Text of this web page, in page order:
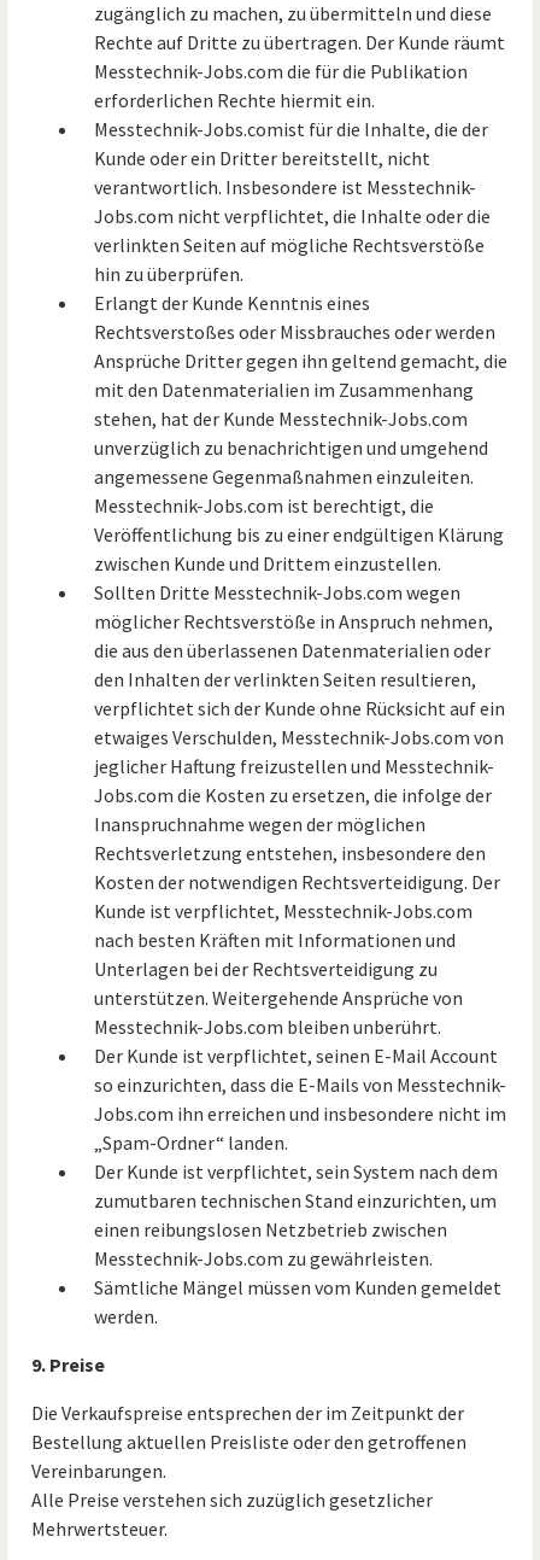
zugänglich zu machen, zu übermitteln und diese
Rechte auf Dritte zu übertragen. Der Kunde räumt
Messtechnik-Jobs.com die für die Publikation
erforderlichen Rechte hiermit ein.
Messtechnik-Jobs.comist für die Inhalte, die der
Kunde oder ein Dritter bereitstellt, nicht
verantwortlich. Insbesondere ist Messtechnik-
Jobs.com nicht verpflichtet, die Inhalte oder die
verlinkten Seiten auf mögliche Rechtsverstöße
hin zu überprüfen.
Erlangt der Kunde Kenntnis eines
Rechtsverstoßes oder Missbrauches oder werden
Ansprüche Dritter gegen ihn geltend gemacht, die
mit den Datenmaterialien im Zusammenhang
stehen, hat der Kunde Messtechnik-Jobs.com
unverzüglich zu benachrichtigen und umgehend
angemessene Gegenmaßnahmen einzuleiten.
Messtechnik-Jobs.com ist berechtigt, die
Veröffentlichung bis zu einer endgültigen Klärung
zwischen Kunde und Drittem einzustellen.
Sollten Dritte Messtechnik-Jobs.com wegen
möglicher Rechtsverstöße in Anspruch nehmen,
die aus den überlassenen Datenmaterialien oder
den Inhalten der verlinkten Seiten resultieren,
verpflichtet sich der Kunde ohne Rücksicht auf ein
etwaiges Verschulden, Messtechnik-Jobs.com von
jeglicher Haftung freizustellen und Messtechnik-
Jobs.com die Kosten zu ersetzen, die infolge der
Inanspruchnahme wegen der möglichen
Rechtsverletzung entstehen, insbesondere den
Kosten der notwendigen Rechtsverteidigung. Der
Kunde ist verpflichtet, Messtechnik-Jobs.com
nach besten Kräften mit Informationen und
Unterlagen bei der Rechtsverteidigung zu
unterstützen. Weitergehende Ansprüche von
Messtechnik-Jobs.com bleiben unberührt.
Der Kunde ist verpflichtet, seinen E-Mail Account
so einzurichten, dass die E-Mails von Messtechnik-
Jobs.com ihn erreichen und insbesondere nicht im
„Spam-Ordner“ landen.
Der Kunde ist verpflichtet, sein System nach dem
zumutbaren technischen Stand einzurichten, um
einen reibungslosen Netzbetrieb zwischen
Messtechnik-Jobs.com zu gewährleisten.
Sämtliche Mängel müssen vom Kunden gemeldet
werden.
9. Preise
Die Verkaufspreise entsprechen der im Zeitpunkt der
Bestellung aktuellen Preisliste oder den getroffenen
Vereinbarungen.
Alle Preise verstehen sich zuzüglich gesetzlicher
Mehrwertsteuer.